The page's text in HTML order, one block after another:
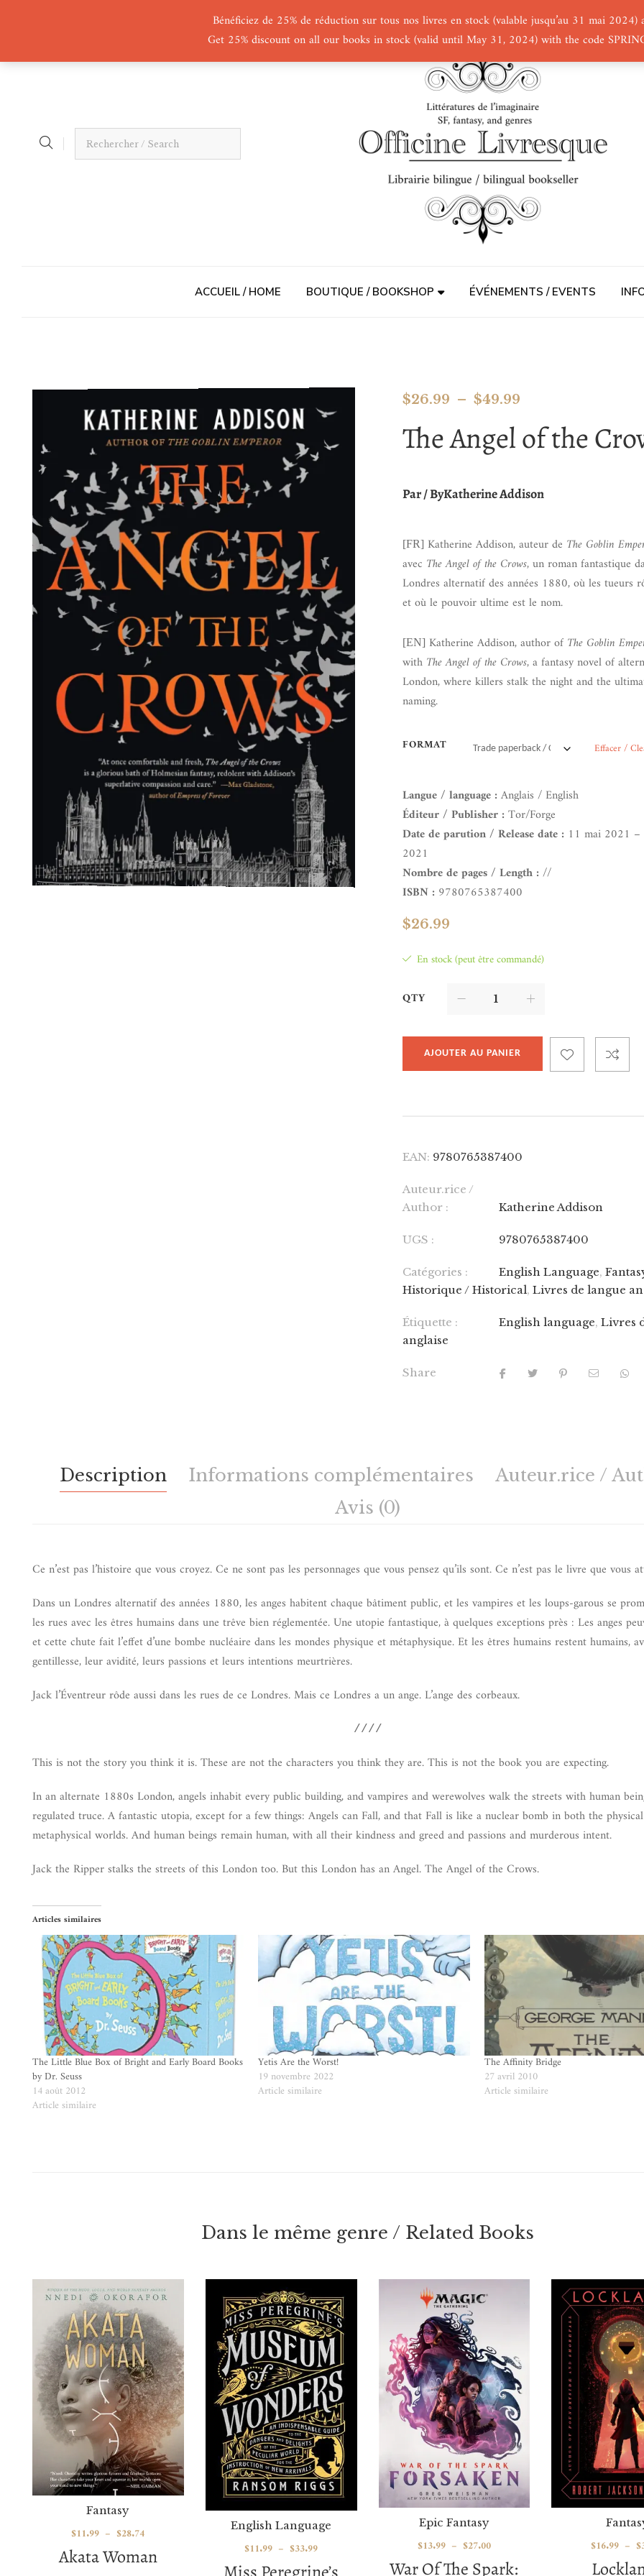
Bénéficiez de 25% de réduction sur tous nos livres en stock (valable jusqu’au 31 mai 2024)
Get 25% discount on all our books in stock (valid until May 31, 2024) with the code
ACCUEIL / HOME BOUTIQUE / BOOKSHOP ÉVÉNEMENTS / EVENTS
$26.99 – $49.99
The Angel of the
Par / ByKatherine Addison
[FR] Katherine Addison, auteur de The Goblin
avec The Angel of the Crows, un roman fantastique
Londres alternatif des années 1880, où les tueurs
et où le pouvoir ultime est le nom.
[EN] Katherine Addison, author of The Goblin
with The Angel of the Crows, a fantasy novel of
London, where killers stalk the night and the
naming.
FORMAT Effacer /
Langue / language :Anglais / English
Éditeur / Publisher :Tor/Forge
Date de parution / Release date : 11 mai 2021
2021
Nombre de pages / Length ://
ISBN : 9780765387400
$26.99
En stock (peut être commandé)
QTY
AJOUTER AU PANIER
EAN: 9780765387400
Auteur.rice /
Author :
Katherine Addison
UGS : 9780765387400
Catégories : English Language,
Historique / Historical,Livres de langue
Étiquette : English language,Livres
anglaise
Share
Description Informations complémentaires
Auteur.rice /
Avis (0)
Ce n’est pas l’histoire que vous croyez. Ce ne sont pas les personnages que vous pensez qu’ils sont. Ce n’est pas le livre que vous
Dans un Londres alternatif des années 1880, les anges habitent chaque bâtiment public, et les vampires et les loups-garous se
les rues avec les êtres humains dans une trêve bien réglementée. Une utopie fantastique, à quelques exceptions près : Les anges
et cette chute fait l’effet d’une bombe nucléaire dans les mondes physique et métaphysique. Et les êtres humains restent humains,
gentillesse, leur avidité, leurs passions et leurs intentions meurtrières.
Jack l’Éventreur rôde aussi dans les rues de ce Londres. Mais ce Londres a un ange. L’ange des corbeaux.
////
This is not the story you think it is. These are not the characters you think they are. This is not the book you are expecting.
In an alternate 1880s London, angels inhabit every public building, and vampires and werewolves walk the streets with human
regulated truce. A fantastic utopia, except for a few things: Angels can Fall, and that Fall is like a nuclear bomb in both the
metaphysical worlds. And human beings remain human, with all their kindness and greed and passions and murderous intent.
Jack the Ripper stalks the streets of this London too. But this London has an Angel. The Angel of the Crows.
Articles similaires
The Little Blue Box of Bright and Early Board Books
by Dr. Seuss
14 août 2012
Article similaire
Yetis Are the Worst!
19 novembre 2022
Article similaire
The Affinity Bridge
27 avril 2010
Article similaire
Dans le même genre / Related Books
Akata Woman
Fantasy
$11.99 – $28.74
English Language
$11.99 – $33.99
War Of The Spark:
Epic Fantasy
$13.99 – $27.00 $16.99 – $